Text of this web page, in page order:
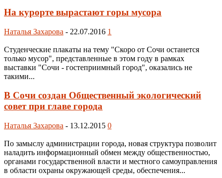
На курорте вырастают горы мусора
Наталья Захарова - 22.07.2016 1
Студенческие плакаты на тему "Скоро от Сочи останется
только мусор", представленные в этом году в рамках
выставки "Сочи - гостеприимный город", оказались не
такими...
В Сочи создан Общественный экологический
совет при главе города
Наталья Захарова - 13.12.2015 0
По замыслу администрации города, новая структура позволит
наладить информационный обмен между общественностью,
органами государственной власти и местного самоуправления
в области охраны окружающей среды, обеспечения...